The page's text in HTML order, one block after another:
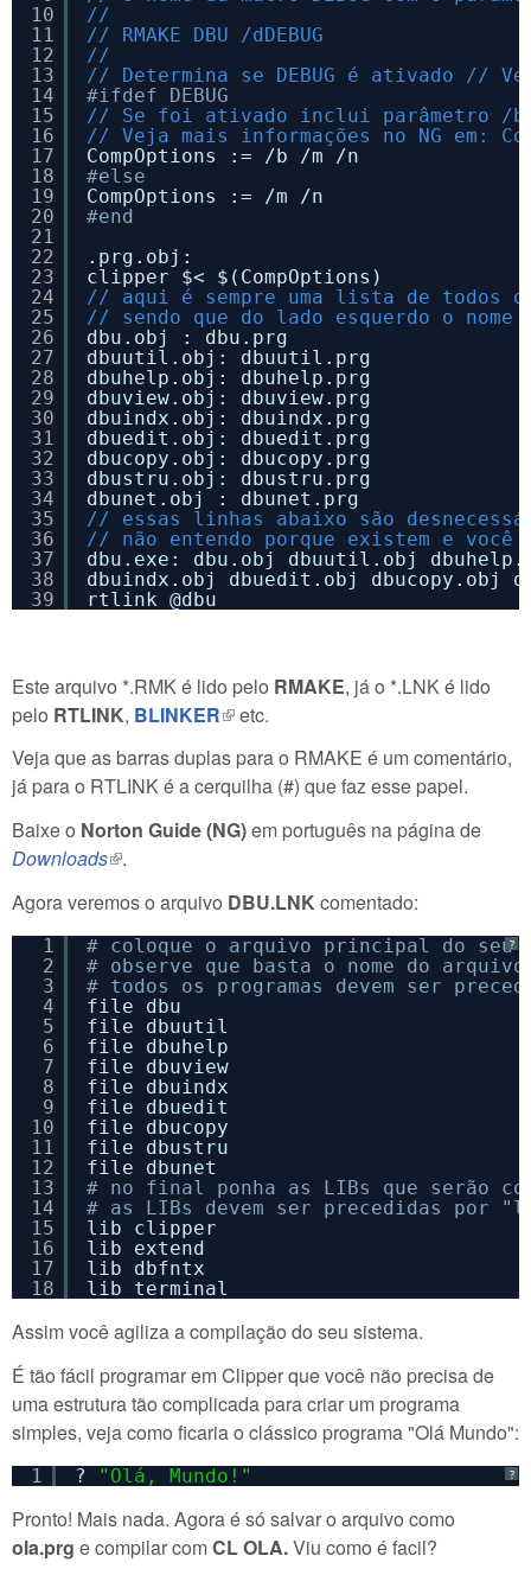
10
11
12
13
14
15
16
17
18
19
20
21
22
23
24
25
26
27
28
29
30
31
32
33
34
35
36
37
38
39
//
// RMAKE DBU /dDEBUG
//
// Determina se DEBUG é ativado //
#ifdef DEBUG
// Se foi ativado inclui parâmetro /b
// Veja mais informações no NG em:
CompOptions := /b /m /n
#else
CompOptions := /m /n
#end
.prg.obj:
clipper $< $(CompOptions)
// aqui é sempre uma lista de todos
// sendo que do lado esquerdo o
dbu.obj : dbu.prg
dbuutil.obj: dbuutil.prg
dbuhelp.obj: dbuhelp.prg
dbuview.obj: dbuview.prg
dbuindx.obj: dbuindx.prg
dbuedit.obj: dbuedit.prg
dbucopy.obj: dbucopy.prg
dbustru.obj: dbustru.prg
dbunet.obj : dbunet.prg
// essas linhas abaixo são
// não entendo porque existem e
dbu.exe: dbu.obj dbuutil.obj
dbuindx.obj dbuedit.obj dbucopy.obj
rtlink @dbu
Este arquivo *.RMK é lido pelo RMAKE, já o *.LNK é lido
pelo RTLINK, BLINKER(link is external)
etc.
Veja que as barras duplas para o RMAKE é um comentário,
já para o RTLINK é a cerquilha (#) que faz esse papel.
Baixe o Norton Guide (NG)em português na página de
Downloads(link is external)
.
Agora veremos o arquivo DBU.LNKcomentado:
?
1
2
3
4
5
6
7
8
9
10
11
12
13
14
15
16
17
18
# coloque o arquivo principal do
# observe que basta o nome do arquivo
# todos os programas devem ser
file dbu
file dbuutil
file dbuhelp
file dbuview
file dbuindx
file dbuedit
file dbucopy
file dbustru
file dbunet
# no final ponha as LIBs que serão
# as LIBs devem ser precedidas por
lib clipper
lib extend
lib dbfntx
lib terminal
Assim você agiliza a compilação do seu sistema.
É tão fácil programar em Clipper que você não precisa de
uma estrutura tão complicada para criar um programa
simples, veja como ficaria o clássico programa "Olá Mundo":
?
1 ? "Olá, Mundo!"
Pronto! Mais nada. Agora é só salvar o arquivo como
ola.prg e compilar comCL OLA.Viu como é facil?